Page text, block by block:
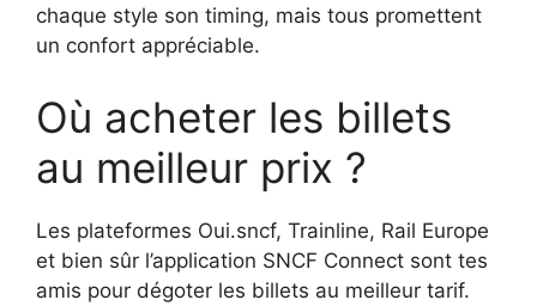
chaque style son timing, mais tous promettent
un confort appréciable.
Où acheter les billets
au meilleur prix ?
Les plateformes Oui.sncf, Trainline, Rail Europe
et bien sûr l’application SNCF Connect sont tes
amis pour dégoter les billets au meilleur tarif.